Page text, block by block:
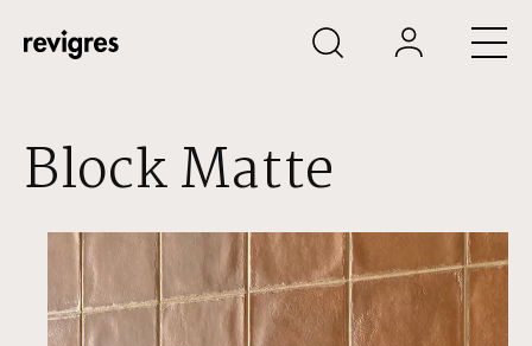
Saltar al contenido principal
Block Matte